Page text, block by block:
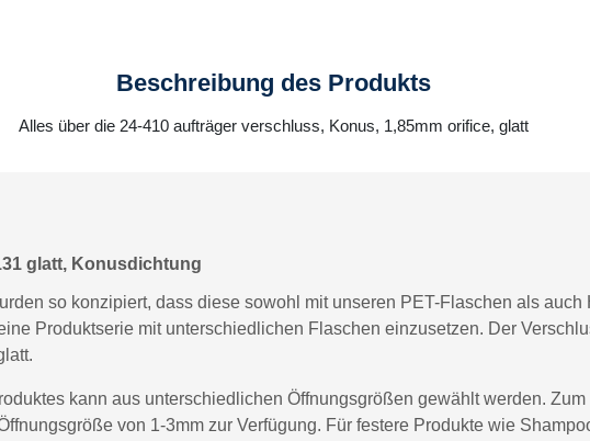
Beschreibung des Produkts
Alles über die 24-410 aufträger verschluss, Konus, 1,85mm orifice, glatt
glatt, Konusdichtung
so konzipiert, dass diese sowohl mit unseren PET-Flaschen als auch
Produktserie mit unterschiedlichen Flaschen einzusetzen. Der
kann aus unterschiedlichen Öffnungsgrößen gewählt werden.
von 1-3mm zur Verfügung. Für festere Produkte wie